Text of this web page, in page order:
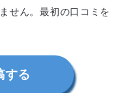
せん。最初の口コミを
する